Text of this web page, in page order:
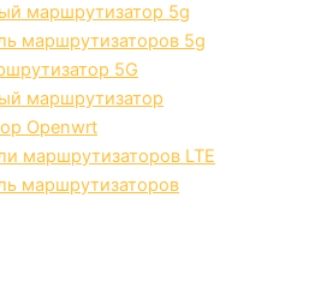
маршрутизатор 5g
маршрутизаторов 5g
5G
маршрутизатор
Openwrt
маршрутизаторов LTE
маршрутизаторов